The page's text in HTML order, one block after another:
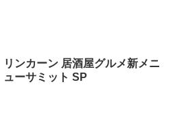
リンカーン 居酒屋グルメ新メニ
ューサミット SP